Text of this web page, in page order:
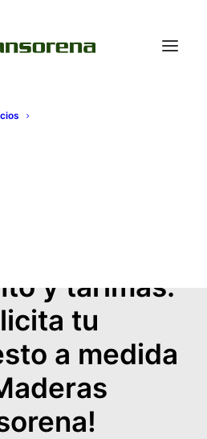
en
de alta
stock en
y tarimas.
tu
a medida